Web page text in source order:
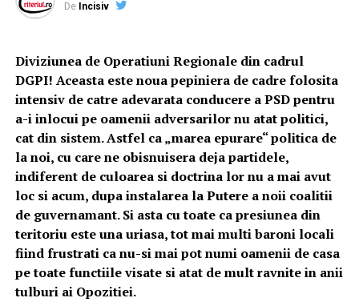
De Incisiv
Diviziunea de Operatiuni Regionale din cadrul
DGPI! Aceasta este noua pepiniera de cadre folosita
intensiv de catre adevarata conducere a PSD pentru
a-i inlocui pe oamenii adversarilor nu atat politici,
cat din sistem. Astfel ca „marea epurare“ politica de
la noi, cu care ne obisnuisera deja partidele,
indiferent de culoarea si doctrina lor nu a mai avut
loc si acum, dupa instalarea la Putere a noii coalitii
de guvernamant. Si asta cu toate ca presiunea din
teritoriu este una uriasa, tot mai multi baroni locali
fiind frustrati ca nu-si mai pot numi oamenii de casa
pe toate functiile visate si atat de mult ravnite in anii
tulburi ai Opozitiei.